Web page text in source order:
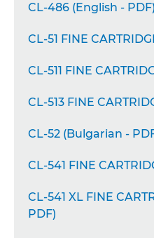
CL-486 (English - PDF)
CL-51 FINE
CL-511 FINE
CL-513 FINE
CL-52 (Bulgarian -
CL-541 FINE
CL-541 XL FINE
PDF)